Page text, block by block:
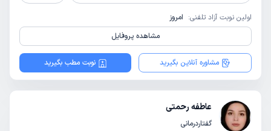
اولین نوبت آزاد تلفنی: امروز
مشاهده پروفایل
مشاوره آنلاین بگیرید نوبت مطب بگیرید
عاطفه رحمتی
گفتاردرمانی